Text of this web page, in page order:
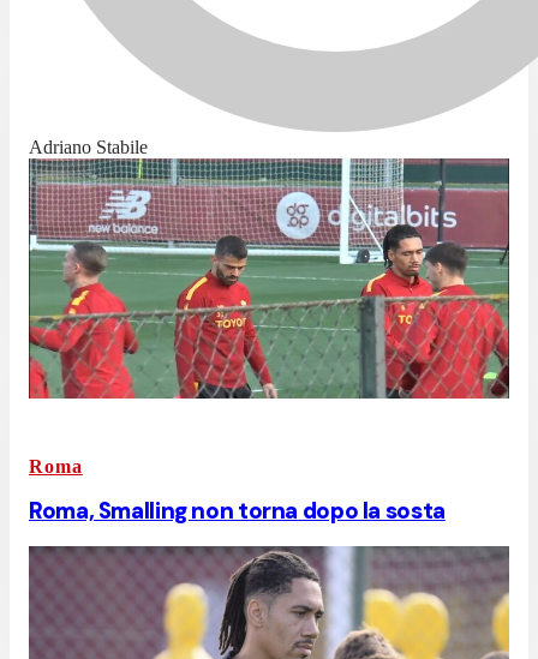
Adriano Stabile
Roma
Roma, Smalling non torna dopo la sosta